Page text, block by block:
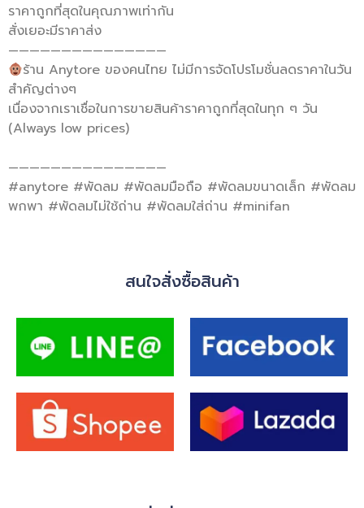
ราคาถูกที่สุดในคุณภาพเท่ากัน
สั่งเยอะมีราคาส่ง
———————————————
ร้าน Anytore ของคนไทย ไม่มีการจัดโปรโมชั่นลดราคาในวัน
สำคัญต่างๆ
เนื่องจากเราเชื่อในการขายสินค้าราคาถูกที่สุดในทุก ๆ วัน
(Always low prices)
———————————————
#anytore #พัดลม #พัดลมมือถือ #พัดลมขนาดเล็ก #พัดลม
พกพา #พัดลมไม่ใช้ถ่าน #พัดลมใส่ถ่าน #minifan
สนใจสั่งซื้อสินค้า